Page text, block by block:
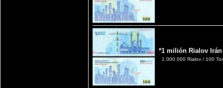
*1 milión Rialov Irán
1 000 000 Rialov / 100